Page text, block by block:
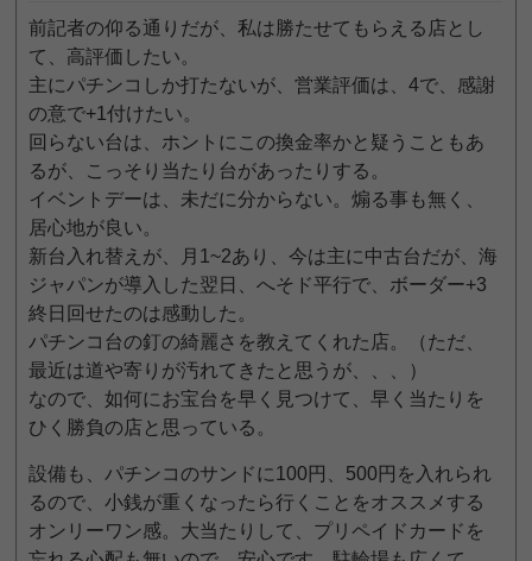
前記者の仰る通りだが、私は勝たせてもらえる店とし
て、高評価したい。
主にパチンコしか打たないが、営業評価は、4で、感謝
の意で+1付けたい。
回らない台は、ホントにこの換金率かと疑うこともあ
るが、こっそり当たり台があったりする。
イベントデーは、未だに分からない。煽る事も無く、
居心地が良い。
新台入れ替えが、月1~2あり、今は主に中古台だが、海
ジャパンが導入した翌日、へそド平行で、ボーダー+3
終日回せたのは感動した。
パチンコ台の釘の綺麗さを教えてくれた店。（ただ、
最近は道や寄りが汚れてきたと思うが、、、）
なので、如何にお宝台を早く見つけて、早く当たりを
ひく勝負の店と思っている。
設備も、パチンコのサンドに100円、500円を入れられ
るので、小銭が重くなったら行くことをオススメする
オンリーワン感。大当たりして、プリペイドカードを